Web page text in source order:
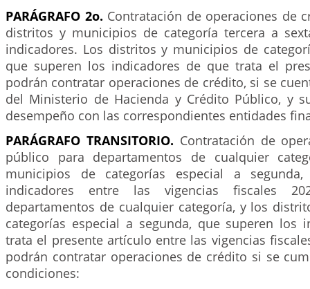
PARÁGRAFO 2o. Contratación de operaciones de
distritos y municipios de categoría tercera a
indicadores. Los distritos y municipios de
que superen los indicadores de que trata el
podrán contratar operaciones de crédito, si se
del Ministerio de Hacienda y Crédito Público, y
desempeño con las correspondientes entidades
PARÁGRAFO TRANSITORIO. Contratación de
público para departamentos de cualquier
municipios de categorías especial a
indicadores entre las vigencias fiscales
departamentos de cualquier categoría, y los
categorías especial a segunda, que superen los
trata el presente artículo entre las vigencias
podrán contratar operaciones de crédito si se
condiciones: